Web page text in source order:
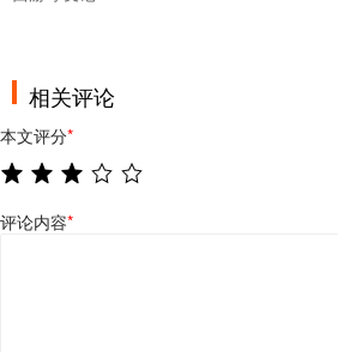
相关评论
本文评分*
评论内容*